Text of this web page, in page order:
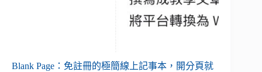
Blank Page：免註冊的極簡線上記事本，開分頁就